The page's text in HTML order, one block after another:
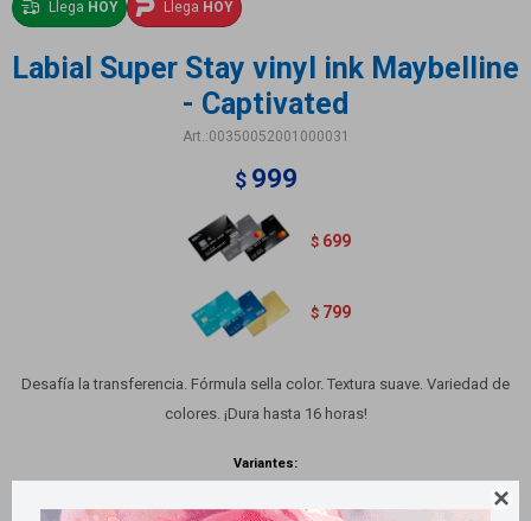

Llega HOY Llega HOY
Labial Super Stay vinyl ink Maybelline
- Captivated
00350052001000031
$ 999
$ 699
$ 799
Desafía la transferencia. Fórmula sella color. Textura suave. Variedad de
colores. ¡Dura hasta 16 horas!
Variantes: